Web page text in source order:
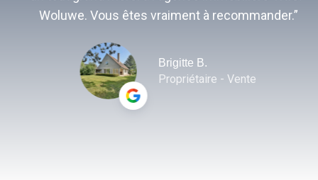
Woluwe. Vous êtes vraiment à recommander.”
Brigitte B.
Propriétaire - Vente